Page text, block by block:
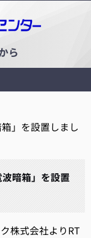
ら
」を設置しまし
波暗箱」を設置
株式会社よりRT